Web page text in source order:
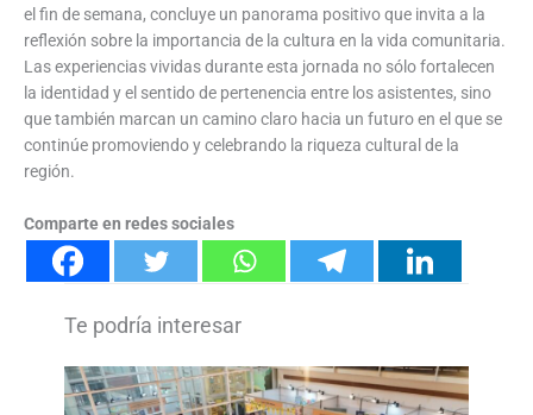
el fin de semana, concluye un panorama positivo que invita a la
reflexión sobre la importancia de la cultura en la vida comunitaria.
Las experiencias vividas durante esta jornada no sólo fortalecen
la identidad y el sentido de pertenencia entre los asistentes, sino
que también marcan un camino claro hacia un futuro en el que se
continúe promoviendo y celebrando la riqueza cultural de la
región.
Comparte en redes sociales